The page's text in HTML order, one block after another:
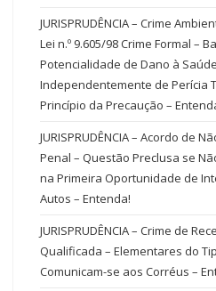
JURISPRUDÊNCIA – Crime
Lei n.º 9.605/98 Crime Formal –
Potencialidade de Dano à
Independentemente de Perícia
Princípio da Precaução –
JURISPRUDÊNCIA – Acordo de
Penal – Questão Preclusa se
na Primeira Oportunidade de
Autos – Entenda!
JURISPRUDÊNCIA – Crime de
Qualificada – Elementares do
Comunicam-se aos Corréus –